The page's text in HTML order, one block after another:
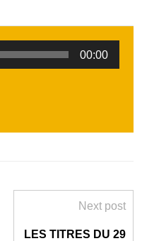
00:00
Next post
LES TITRES DU 29